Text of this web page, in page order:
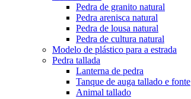
Pedra de granito natural
Pedra arenisca natural
Pedra de lousa natural
Pedra de cultura natural
Modelo de plástico para a estrada
Pedra tallada
Lanterna de pedra
Tanque de auga tallado e fonte
Animal tallado